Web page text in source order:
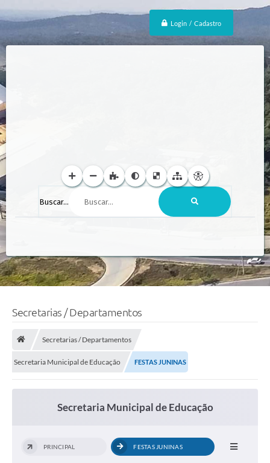
Login / Cadastro
Buscar...
Secretarias / Departamentos
Secretarias / Departamentos
Secretaria Municipal de Educação FESTAS JUNINAS
Secretaria Municipal de Educação
PRINCIPAL FESTAS JUNINAS